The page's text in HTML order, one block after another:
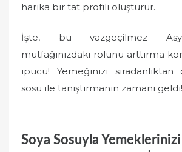
harika bir tat profili oluşturur.
İşte, bu vazgeçilmez
mutfağınızdaki rolünü arttırma
ipucu! Yemeğinizi sıradanlıktan
sosu ile tanıştırmanın zamanı geldi!
Soya Sosuyla Yemeklerinizi